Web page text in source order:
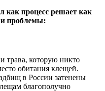
как процесс решает как
проблемы:
трава, которую никто
обитания клещей.
в России затенены
благополучно